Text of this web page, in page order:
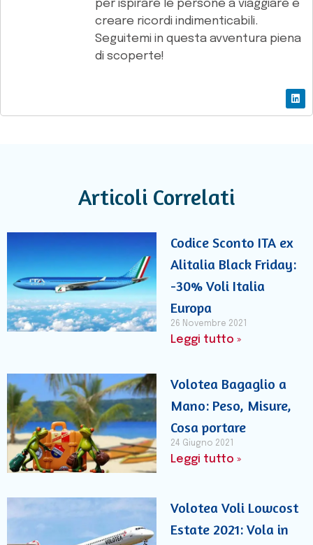
per ispirare le persone a viaggiare e
creare ricordi indimenticabili.
Seguitemi in questa avventura piena
di scoperte!
Articoli Correlati
Codice Sconto ITA ex
Alitalia Black Friday:
-30% Voli Italia
Europa
26 Novembre 2021
Leggi tutto »
Volotea Bagaglio a
Mano: Peso, Misure,
Cosa portare
24 Giugno 2021
Leggi tutto »
Volotea Voli Lowcost
Estate 2021: Vola in